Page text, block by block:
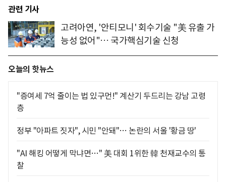
관련 기사
고려아연, '안티모니' 회수기술 "美 유출 가
능성 없어"… 국가핵심기술 신청
오늘의 핫뉴스
"증여세 7억 줄이는 법 있구먼!" 계산기 두드리는 강남 고령
층
정부 "아파트 짓자", 시민 "안돼"… 논란의 서울 '황금 땅'
"AI 해킹 어떻게 막냐면…" 美 대회 1위한 韓 천재교수의 통
찰